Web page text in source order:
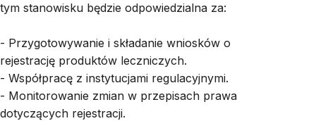
tym stanowisku będzie odpowiedzialna za:
- Przygotowywanie i składanie wniosków o
rejestrację produktów leczniczych.
- Współpracę z instytucjami regulacyjnymi.
- Monitorowanie zmian w przepisach prawa
dotyczących rejestracji.